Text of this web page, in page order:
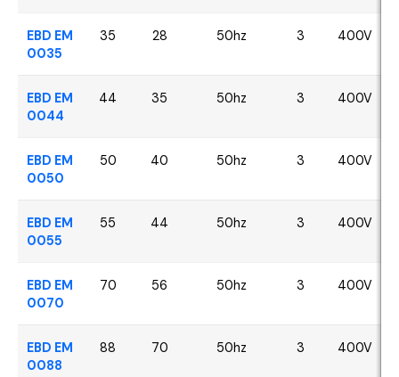
EBD EM
0035
35 28 50hz 3 400V
EBD EM
0044
44 35 50hz 3 400V
EBD EM
0050
50 40 50hz 3 400V
EBD EM
0055
55 44 50hz 3 400V
EBD EM
0070
70 56 50hz 3 400V
EBD EM
0088
88 70 50hz 3 400V